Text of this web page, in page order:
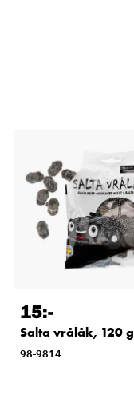
15:-
Salta vrålåk, 120 g
98-9814